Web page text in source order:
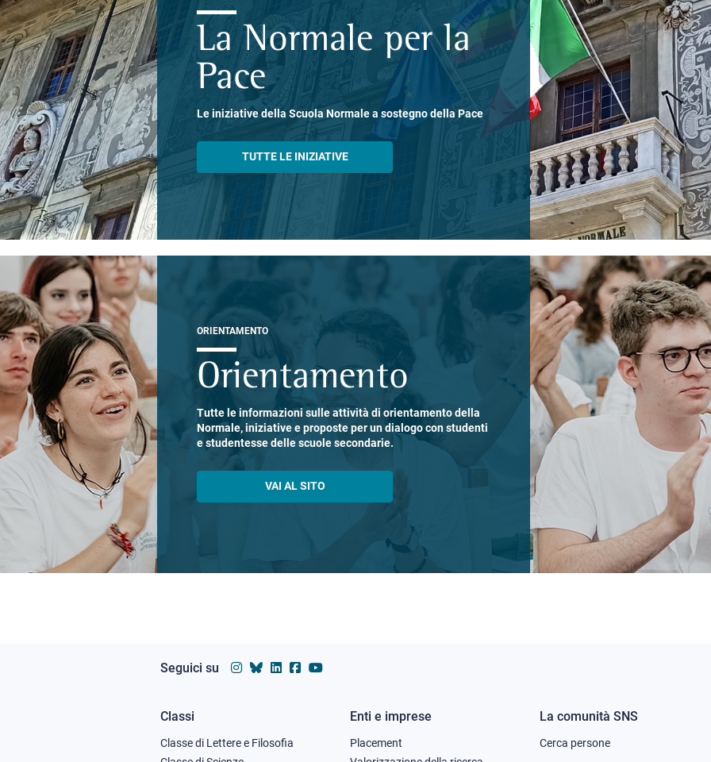
La Normale per la
Pace
Le iniziative della Scuola Normale a sostegno della Pace
TUTTE LE INIZIATIVE
ORIENTAMENTO
Orientamento
Tutte le informazioni sulle attività di orientamento della
Normale, iniziative e proposte per un dialogo con studenti
e studentesse delle scuole secondarie.
VAI AL SITO
Seguici su
Footer
Classi
Classe di Lettere e Filosofia
Footer
Enti e imprese
Placement
Footer
La comunità SNS
Cerca persone